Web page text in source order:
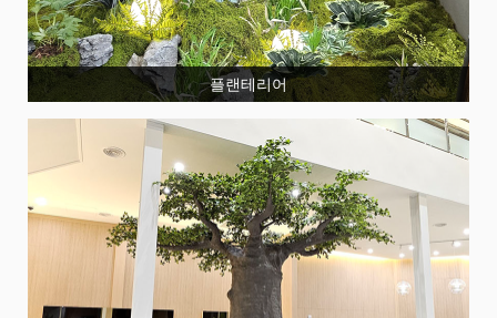
플랜테리어